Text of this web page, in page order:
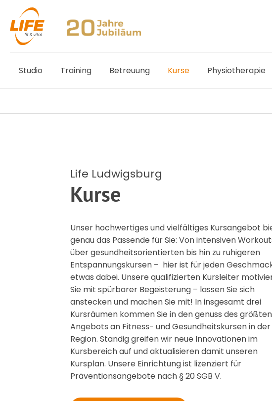
Studio Training Betreuung Kurse Physiotherapie
Kurse
Life Ludwigsburg
Unser hochwertiges und vielfältiges Kursangebot
genau das Passende für Sie: Von intensiven
über gesundheitsorientierten bis hin zu ruhigeren
Entspannungskursen – hier ist für jeden
etwas dabei. Unsere qualifizierten Kursleiter
Sie mit spürbarer Begeisterung – lassen Sie sich
anstecken und machen Sie mit! In insgesamt drei
Kursräumen kommen Sie in den genuss des größten
Angebots an Fitness- und Gesundheitskursen in der
Region. Ständig greifen wir neue Innovationen im
Kursbereich auf und aktualisieren damit unseren
Kursplan. Unsere Einrichtung ist lizenziert für
Präventionsangebote nach § 20 SGB V.